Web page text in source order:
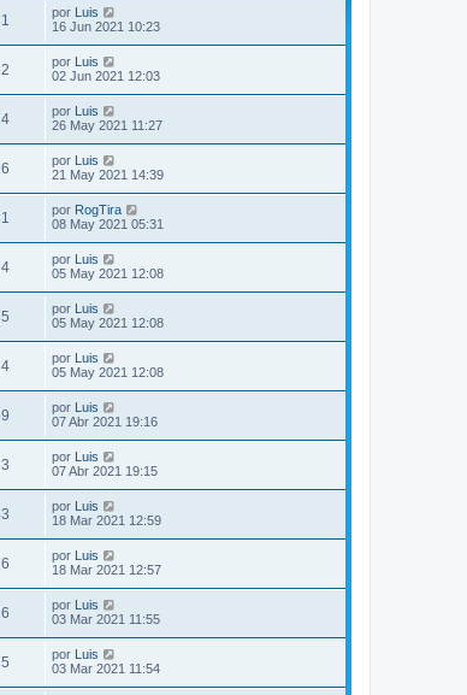
por Luis
16 Jun 2021 10:23
por Luis
02 Jun 2021 12:03
por Luis
26 May 2021 11:27
por Luis
21 May 2021 14:39
por RogTira
08 May 2021 05:31
por Luis
05 May 2021 12:08
por Luis
05 May 2021 12:08
por Luis
05 May 2021 12:08
por Luis
07 Abr 2021 19:16
por Luis
07 Abr 2021 19:15
por Luis
18 Mar 2021 12:59
por Luis
18 Mar 2021 12:57
por Luis
03 Mar 2021 11:55
por Luis
03 Mar 2021 11:54